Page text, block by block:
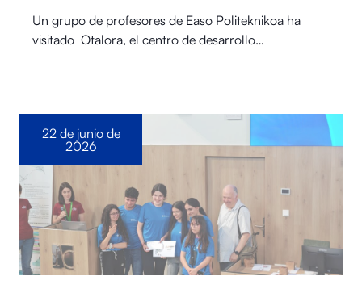
Un grupo de profesores de Easo Politeknikoa ha
visitado Otalora⁠, el centro de desarrollo…
22 de junio de
2026